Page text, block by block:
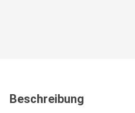
Beschreibung